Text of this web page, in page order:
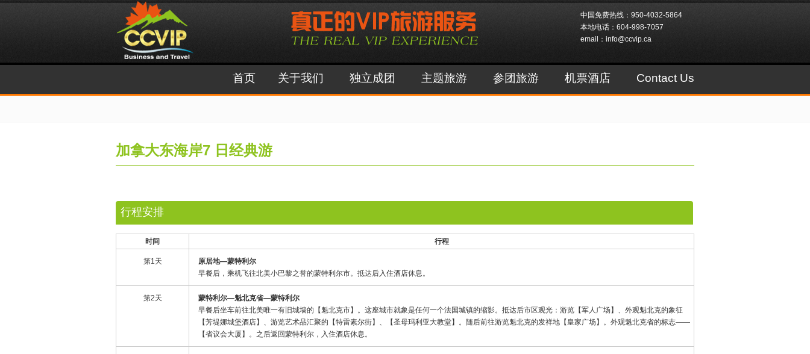
中国免费热线：950-4032-5864
本地电话：604-998-7057
email：info@ccvip.ca
首页 关于我们 独立成团 主题旅游 参团旅游 机票酒店 Contact Us
加拿大东海岸7 日经典游
行程安排
时间 行程
第1天 原居地—蒙特利尔
早餐后，乘机飞往北美小巴黎之誉的蒙特利尔市。抵达后入住酒店休息。
第2天 蒙特利尔—魁北克省—蒙特利尔
早餐后坐车前往北美唯一有旧城墙的【魁北克市】。这座城市就象是任何一个法国城镇的缩影。抵达后市区观光：游览【军人广场】、外观魁北克的象征
【芳堤娜城堡酒店】、游览艺术品汇聚的【特雷素尔街】、【圣母玛利亚大教堂】。随后前往游览魁北克的发祥地【皇家广场】。外观魁北克省的标志——
【省议会大厦】。之后返回蒙特利尔，入住酒店休息。